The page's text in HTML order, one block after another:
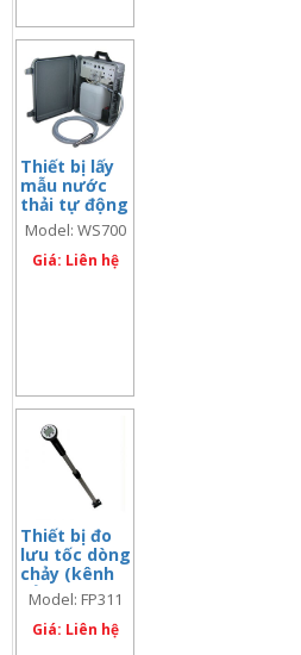
Thiết bị lấy
mẫu nước
thải tự động
WS700
Model: WS700
Giá: Liên hệ
Thiết bị đo
lưu tốc dòng
chảy (kênh
hở), tay dài
1.67 mét
Model: FP311
Giá: Liên hệ